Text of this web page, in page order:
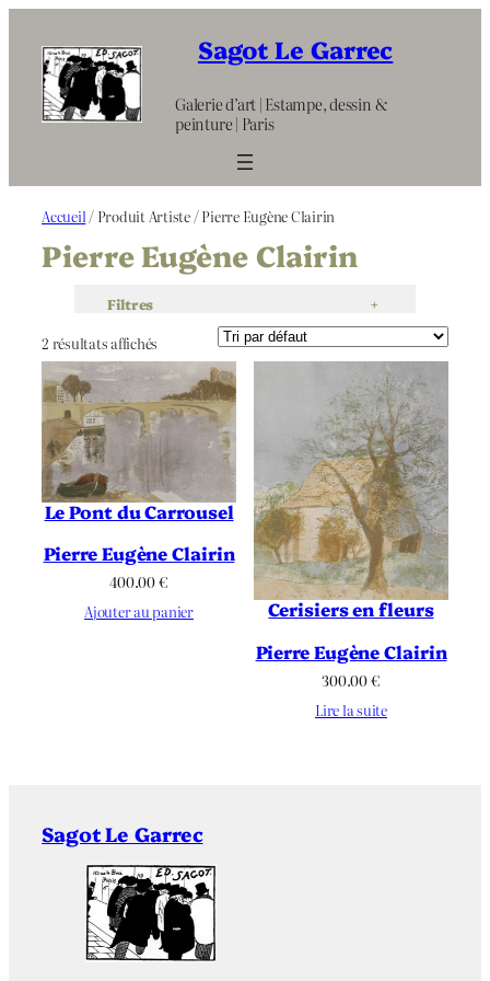
contenu
Sagot Le Garrec
Galerie d’art | Estampe, dessin &
peinture | Paris
Accueil / Produit Artiste / Pierre Eugène Clairin
Pierre Eugène Clairin
Filtres +
2 résultats affichés
Le Pont du Carrousel
Pierre Eugène Clairin
400.00€
Ajouter au panier
Cerisiers en fleurs
Pierre Eugène Clairin
300.00€
Lire la suite
Sagot Le Garrec